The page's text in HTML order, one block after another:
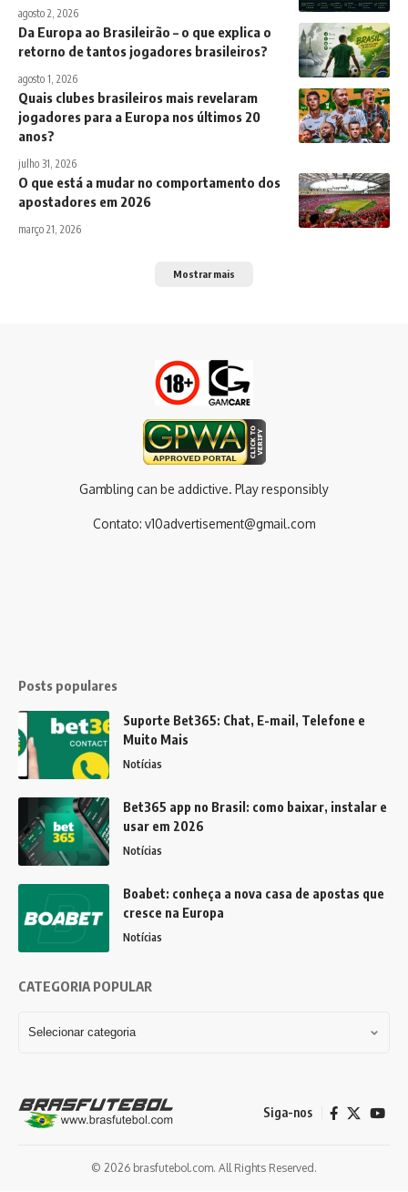
agosto 2, 2026
Da Europa ao Brasileirão – o que explica o
retorno de tantos jogadores brasileiros?
agosto 1, 2026
Quais clubes brasileiros mais revelaram
jogadores para a Europa nos últimos 20
anos?
julho 31, 2026
O que está a mudar no comportamento dos
apostadores em 2026
março 21, 2026
Mostrar mais
Gambling can be addictive. Play responsibly
Contato: v10advertisement@gmail.com
Posts populares
Suporte Bet365: Chat, E-mail, Telefone e
Muito Mais
Notícias
Bet365 app no Brasil: como baixar, instalar e
usar em 2026
Notícias
Boabet: conheça a nova casa de apostas que
cresce na Europa
Notícias
CATEGORIA POPULAR
Siga-nos
© 2026 brasfutebol.com. All Rights Reserved.